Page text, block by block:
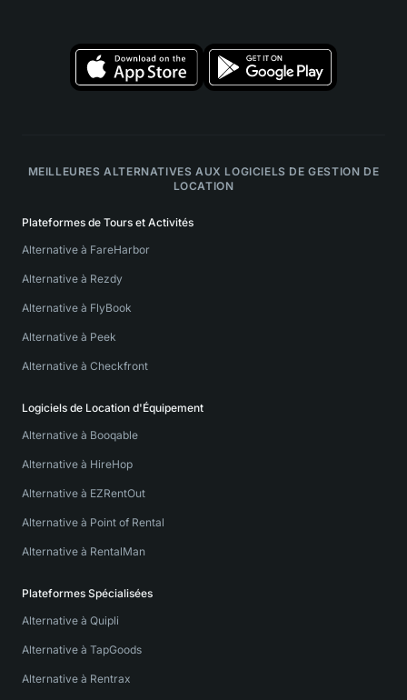
MEILLEURES ALTERNATIVES AUX LOGICIELS DE GESTION DE
LOCATION
Plateformes de Tours et Activités
Alternative à FareHarbor
Alternative à Rezdy
Alternative à FlyBook
Alternative à Peek
Alternative à Checkfront
Logiciels de Location d'Équipement
Alternative à Booqable
Alternative à HireHop
Alternative à EZRentOut
Alternative à Point of Rental
Alternative à RentalMan
Plateformes Spécialisées
Alternative à Quipli
Alternative à TapGoods
Alternative à Rentrax